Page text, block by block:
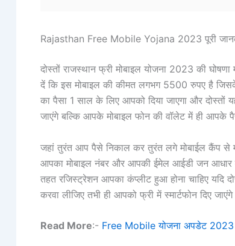
Rajasthan Free Mobile Yojana 2023 पूरी
दोस्तों राजस्थान फ्री मोबाइल योजना 2023 की
दें कि इस मोबाइल की कीमत लगभग 5500 रुपए है
का पैसा 1 साल के लिए आपको दिया जाएगा और
जाएंगे बल्कि आपके मोबाइल फोन की वॉलेट में ही आपके
जहां तुरंत आप पैसे निकाल कर तुरंत लगे मोबाईल कैंप से
आपका मोबाइल नंबर और आपकी ईमेल आईडी जन आधार
तहत रजिस्ट्रेशन आपका कंप्लीट हुआ होना चाहिए यदि
करवा लीजिए तभी ही आपको फ्री में स्मार्टफोन दिए
Read More:- Free Mobile योजना अपडेट 2023